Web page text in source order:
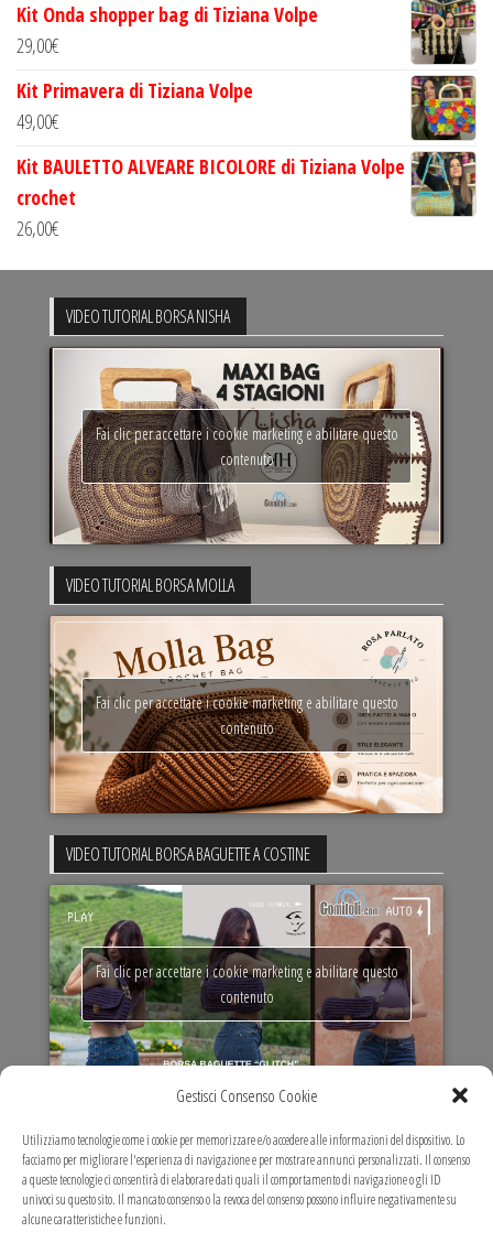
Gestisci Consenso Cookie
Utilizziamo tecnologie come i cookie per memorizzare e/o accedere alle informazioni del dispositivo. Lo
facciamo per migliorare l'esperienza di navigazione e per mostrare annunci personalizzati. Il consenso
a queste tecnologie ci consentirà di elaborare dati quali il comportamento di navigazione o gli ID
univoci su questo sito. Il mancato consenso o la revoca del consenso possono influire negativamente su
alcune caratteristiche e funzioni.
Kit Onda shopper bag di Tiziana Volpe
29,00€
Kit Primavera di Tiziana Volpe
49,00€
Kit BAULETTO ALVEARE BICOLORE di Tiziana Volpe
crochet
26,00€
VIDEO TUTORIAL BORSA NISHA
Fai clic per accettare i cookie marketing e abilitare questo
contenuto
VIDEO TUTORIAL BORSA MOLLA
Fai clic per accettare i cookie marketing e abilitare questo
contenuto
VIDEO TUTORIAL BORSA BAGUETTE A COSTINE
Fai clic per accettare i cookie marketing e abilitare questo
contenuto